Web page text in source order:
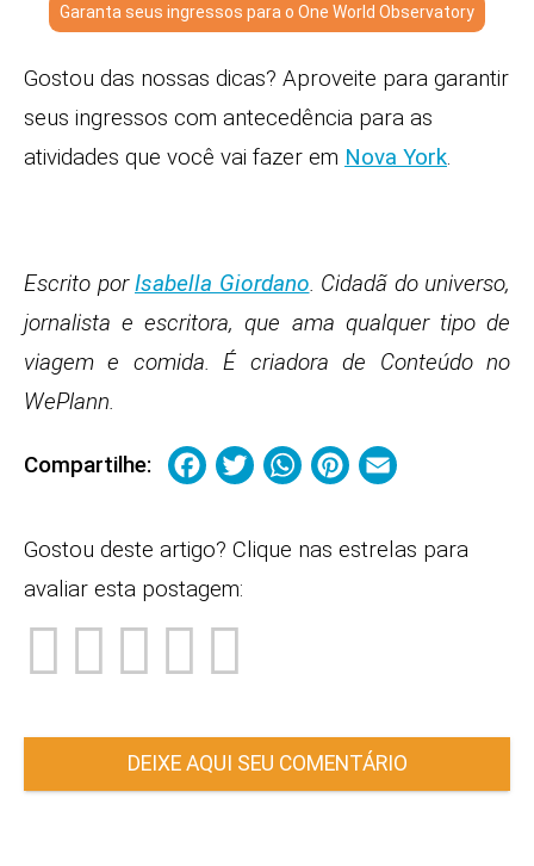
Garanta seus ingressos para o One World Observatory
Gostou das nossas dicas? Aproveite para garantir
seus ingressos com antecedência para as
atividades que você vai fazer em Nova York.
Escrito porIsabella Giordano. Cidadã do universo,
jornalista e escritora, que ama qualquer tipo de
viagem e comida. É criadora de Conteúdo no
WePlann.
Compartilhe: Facebook
Twitter
WhatsApp
Pinterest
Gostou deste artigo? Clique nas estrelas para
avaliar esta postagem:
DEIXE AQUI SEU COMENTÁRIO